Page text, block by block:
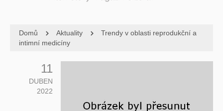
Domů Aktuality
Trendy v oblasti reprodukční a
intimní medicíny
11
DUBEN
2022